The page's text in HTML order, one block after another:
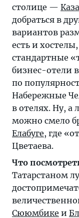
столице —
добраться в
вариантов
есть и
стандартные
бизнес-отели
по
Набережные
в отелях. Ну,
можно смело
Елабуге, где
Цветаева.
Что
Татарстаном
Сююмбике и